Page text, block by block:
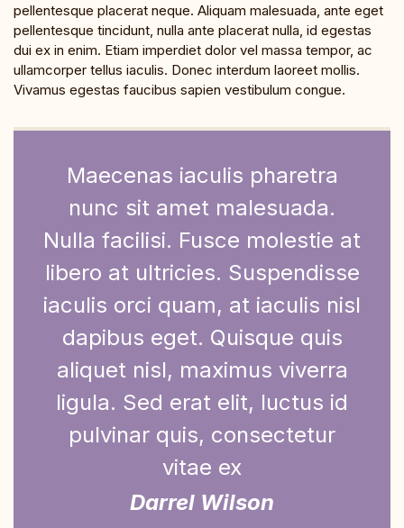
pellentesque placerat neque. Aliquam malesuada, ante eget
pellentesque tincidunt, nulla ante placerat nulla, id egestas
dui ex in enim. Etiam imperdiet dolor vel massa tempor, ac
ullamcorper tellus iaculis. Donec interdum laoreet mollis.
Vivamus egestas faucibus sapien vestibulum congue.
Maecenas iaculis pharetra
nunc sit amet malesuada.
Nulla facilisi. Fusce molestie at
libero at ultricies. Suspendisse
iaculis orci quam, at iaculis nisl
dapibus eget. Quisque quis
aliquet nisl, maximus viverra
ligula. Sed erat elit, luctus id
pulvinar quis, consectetur
vitae ex
Darrel Wilson